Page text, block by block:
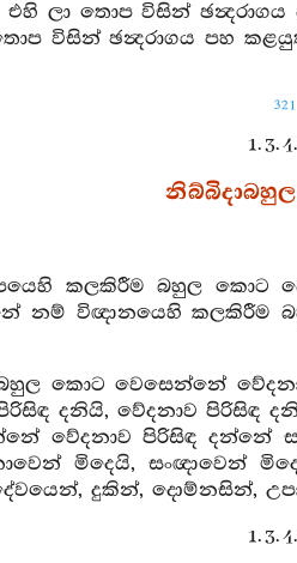
ලා තොප විසින් ඡන්‍දරාගය
තොප විසින් ඡන්‍දරාගය පහ
321
1. 3.
නිබ්බිදාබහුල
කලකිරීම බහුල කොට
නම් විඥානයෙහි කලකිරීම
කොට වෙසෙන්නේ
දනියි, වේදනාව පිරිසිඳ
වේදනාව පිරිසිඳ දන්නේ
මිදෙයි, සංඥාවෙන්
දුකින්, දොම්නසින්,
1. 3.